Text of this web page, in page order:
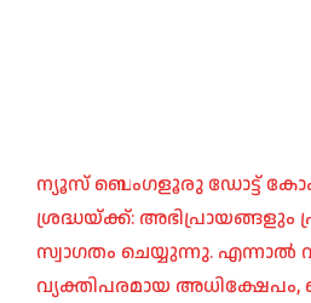
ന്യൂസ് ബെംഗളൂരു ഡോട്ട്
ശ്രദ്ധയ്ക്ക്:
സ്വാഗതം ചെയ്യുന്നു. എന്നാൽ
വ്യക്തിപരമായ അധിക്ഷേപം,